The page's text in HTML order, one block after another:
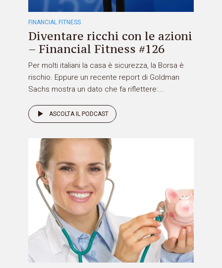
FINANCIAL FITNESS
Diventare ricchi con le azioni
– Financial Fitness #126
Per molti italiani la casa è sicurezza, la Borsa è
rischio. Eppure un recente report di Goldman
Sachs mostra un dato che fa riflettere:...
ASCOLTA IL PODCAST